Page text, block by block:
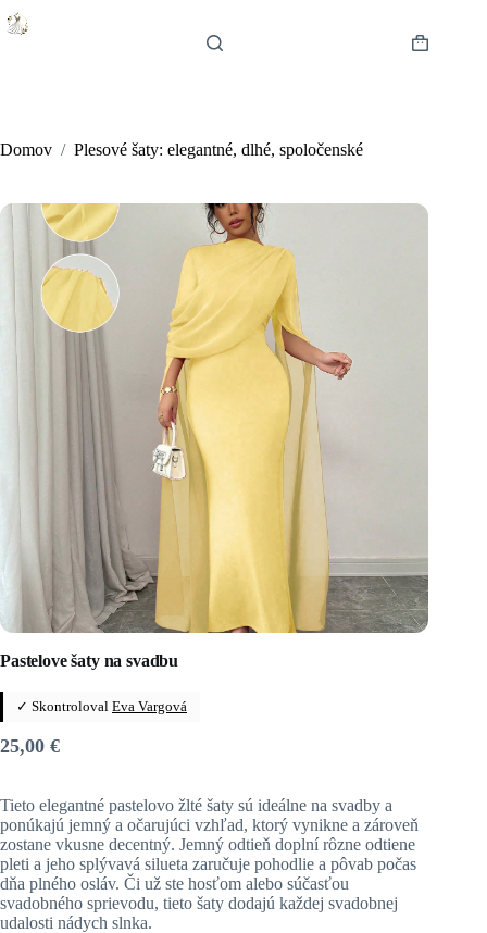
Skip
to
Shopping
Domov / Plesové šaty: elegantné, dlhé, spoločenské
Pastelove šaty na svadbu
✓ Skontroloval Eva Vargová
25,00 €
Tieto elegantné pastelovo žlté šaty sú ideálne na svadby a
ponúkajú jemný a očarujúci vzhľad, ktorý vynikne a zároveň
zostane vkusne decentný. Jemný odtieň doplní rôzne odtiene
pleti a jeho splývavá silueta zaručuje pohodlie a pôvab počas
dňa plného osláv. Či už ste hosťom alebo súčasťou
svadobného sprievodu, tieto šaty dodajú každej svadobnej
udalosti nádych slnka.